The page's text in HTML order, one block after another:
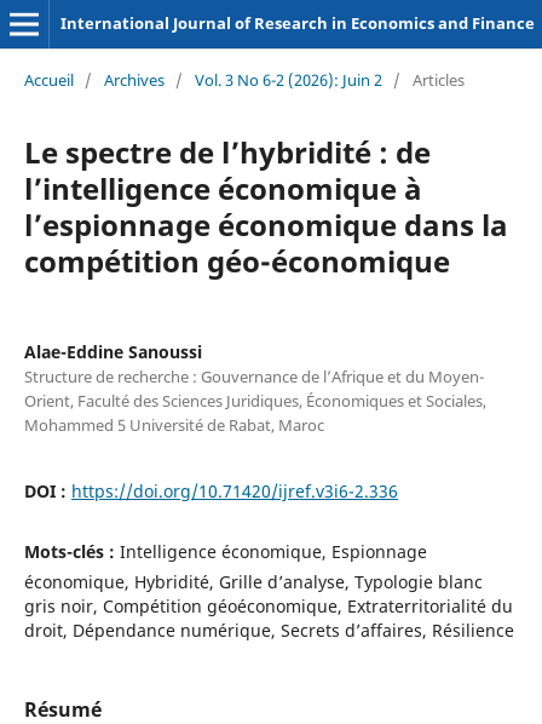
International Journal of Research in Economics and Finance
Accueil / Archives / Vol. 3 No 6-2 (2026): Juin 2 / Articles
Le spectre de l’hybridité : de
l’intelligence économique à
l’espionnage économique dans la
compétition géo-économique
Alae-Eddine Sanoussi
Structure de recherche : Gouvernance de l’Afrique et du Moyen-
Orient, Faculté des Sciences Juridiques, Économiques et Sociales,
Mohammed 5 Université de Rabat, Maroc
DOI : https://doi.org/10.71420/ijref.v3i6-2.336
Mots-clés : Intelligence économique, Espionnage
économique, Hybridité, Grille d’analyse, Typologie blanc
gris noir, Compétition géoéconomique, Extraterritorialité du
droit, Dépendance numérique, Secrets d’affaires, Résilience
Résumé